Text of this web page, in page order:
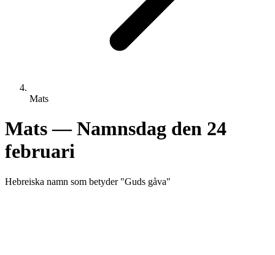
Mats
Mats— Namnsdag den 24
februari
Hebreiska namn som betyder "Guds gåva"